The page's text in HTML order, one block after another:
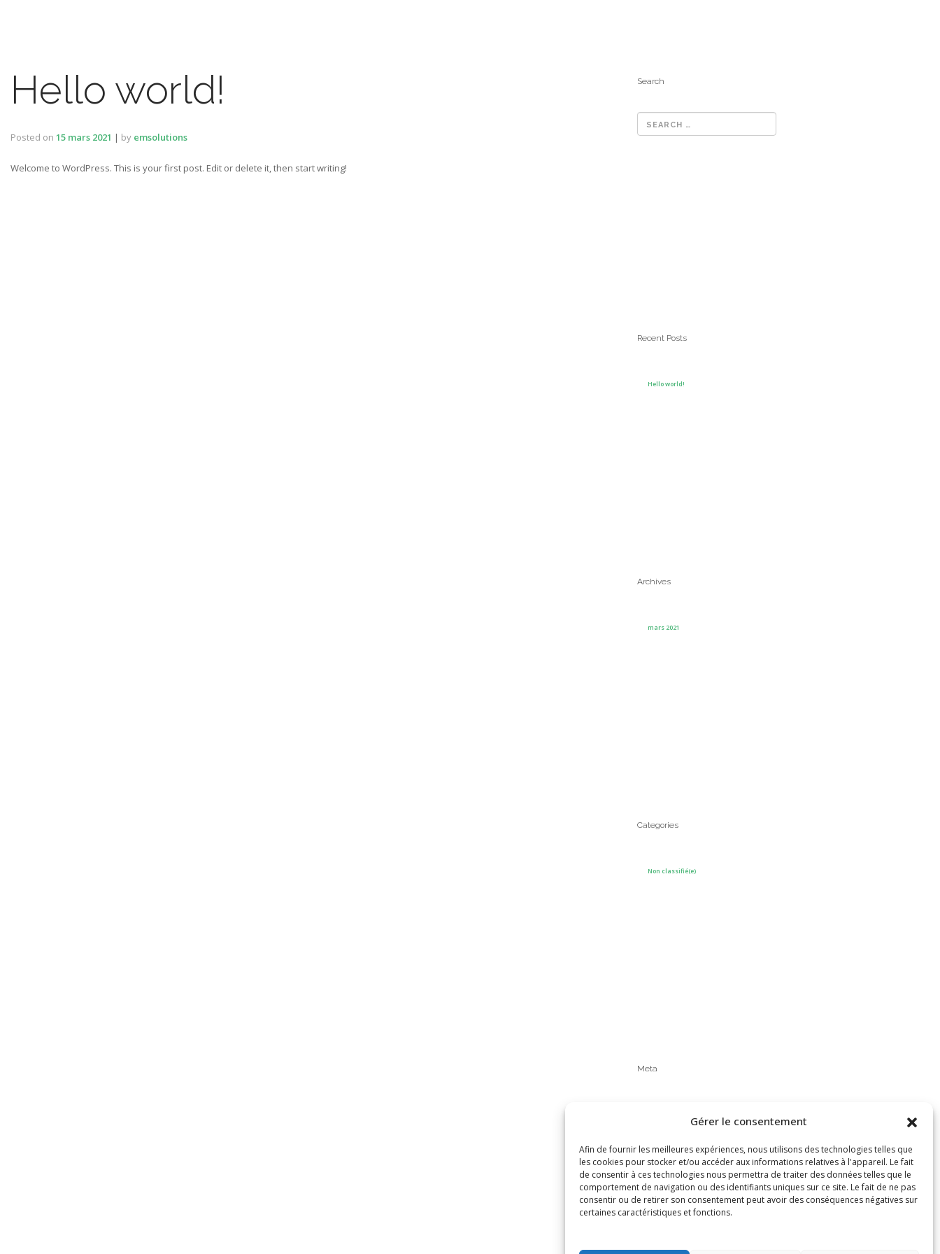
Gérer le consentement
Afin de fournir les meilleures expériences, nous utilisons des technologies telles que
les cookies pour stocker et/ou accéder aux informations relatives à l'appareil. Le fait
de consentir à ces technologies nous permettra de traiter des données telles que le
comportement de navigation ou des identifiants uniques sur ce site. Le fait de ne pas
consentir ou de retirer son consentement peut avoir des conséquences négatives sur
certaines caractéristiques et fonctions.
Hello world!
Posted on 15 mars 2021 | by emsolutions
Welcome to WordPress. This is your first post. Edit or delete it, then start writing!
Search
Recent Posts
Hello world!
Archives
mars 2021
Categories
Non classifié(e)
Meta
Flux des publications
Flux des commentaires
Site de WordPress-FR